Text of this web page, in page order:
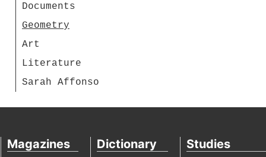
Documents
Geometry
Art
Literature
Sarah Affonso
Magazines Dictionary Studies